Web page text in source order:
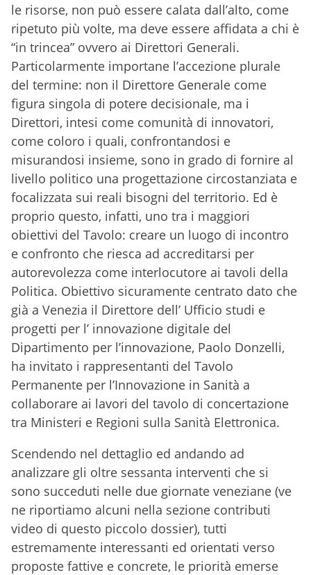
le risorse, non può essere calata dall’alto, come
ripetuto più volte, ma deve essere affidata a chi è
“in trincea” ovvero ai Direttori Generali.
Particolarmente importane l’accezione plurale
del termine: non il Direttore Generale come
figura singola di potere decisionale, ma i
Direttori, intesi come comunità di innovatori,
come coloro i quali, confrontandosi e
misurandosi insieme, sono in grado di fornire al
livello politico una progettazione circostanziata e
focalizzata sui reali bisogni del territorio. Ed è
proprio questo, infatti, uno tra i maggiori
obiettivi del Tavolo: creare un luogo di incontro
e confronto che riesca ad accreditarsi per
autorevolezza come interlocutore ai tavoli della
Politica. Obiettivo sicuramente centrato dato che
già a Venezia il Direttore dell’ Ufficio studi e
progetti per l’ innovazione digitale del
Dipartimento per l’innovazione, Paolo Donzelli,
ha invitato i rappresentanti del Tavolo
Permanente per l’Innovazione in Sanità a
collaborare ai lavori del tavolo di concertazione
tra Ministeri e Regioni sulla Sanità Elettronica.
Scendendo nel dettaglio ed andando ad
analizzare gli oltre sessanta interventi che si
sono succeduti nelle due giornate veneziane (ve
ne riportiamo alcuni nella sezione contributi
video di questo piccolo dossier), tutti
estremamente interessanti ed orientati verso
proposte fattive e concrete, le priorità emerse